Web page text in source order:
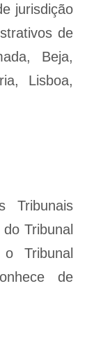
jurisdição
de
Beja,
Lisboa,
Tribunais
Tribunal
o Tribunal
de